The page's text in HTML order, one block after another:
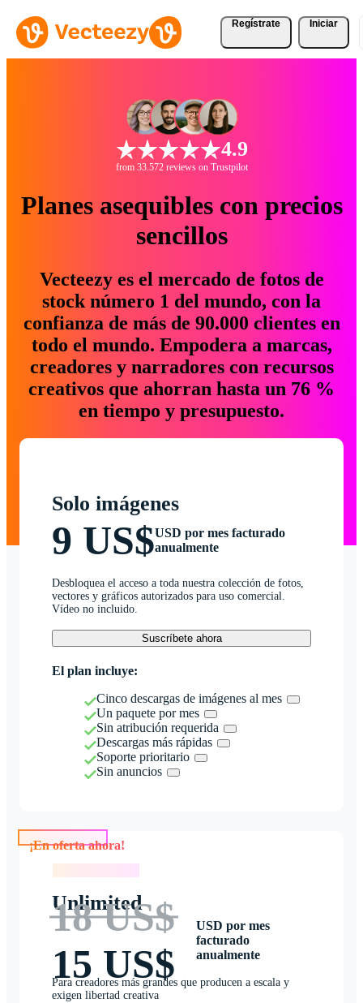
Regístrate Iniciar
4.9
from 33.572 reviews on Trustpilot
Planes asequibles con precios
sencillos
Vecteezy es el mercado de fotos de
stock número 1 del mundo, con la
confianza de más de 90.000 clientes en
todo el mundo. Empodera a marcas,
creadores y narradores con recursos
creativos que ahorran hasta un 76 %
en tiempo y presupuesto.
Solo imágenes
9 US$USD por mes facturado
anualmente
Desbloquea el acceso a toda nuestra colección de fotos,
vectores y gráficos autorizados para uso comercial.
Vídeo no incluido.
Suscríbete ahora
El plan incluye:
Cinco descargas de imágenes al mes
Un paquete por mes
Sin atribución requerida
Descargas más rápidas
Soporte prioritario
Sin anuncios
Unlimited
18 US$
15 US$
USD por mes
facturado
anualmente
Para creadores más grandes que producen a escala y
exigen libertad creativa